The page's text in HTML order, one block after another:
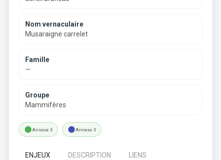
Nom vernaculaire
Musaraigne carrelet
Famille
—
Groupe
Mammifères
lensAnnexe 3 lensAnnexe 3
ENJEUX DESCRIPTION LIENS